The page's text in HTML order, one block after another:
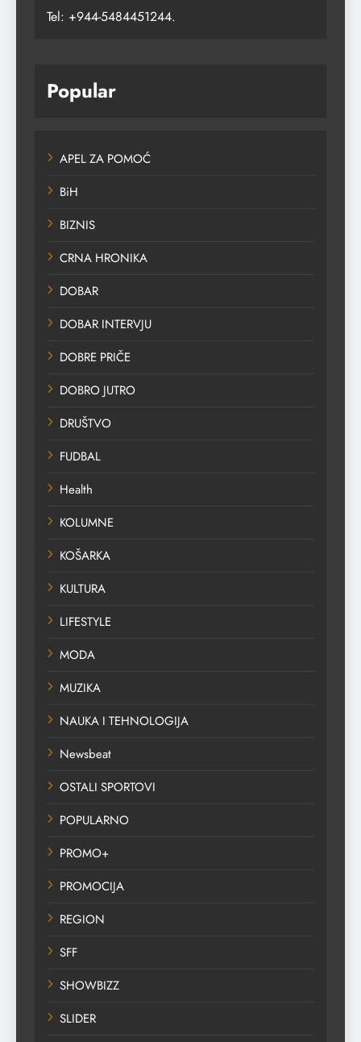
Tel: +944-5484451244.
Popular
APEL ZA POMOĆ
BiH
BIZNIS
CRNA HRONIKA
DOBAR
DOBAR INTERVJU
DOBRE PRIČE
DOBRO JUTRO
DRUŠTVO
FUDBAL
Health
KOLUMNE
KOŠARKA
KULTURA
LIFESTYLE
MODA
MUZIKA
NAUKA I TEHNOLOGIJA
Newsbeat
OSTALI SPORTOVI
POPULARNO
PROMO+
PROMOCIJA
REGION
SFF
SHOWBIZZ
SLIDER